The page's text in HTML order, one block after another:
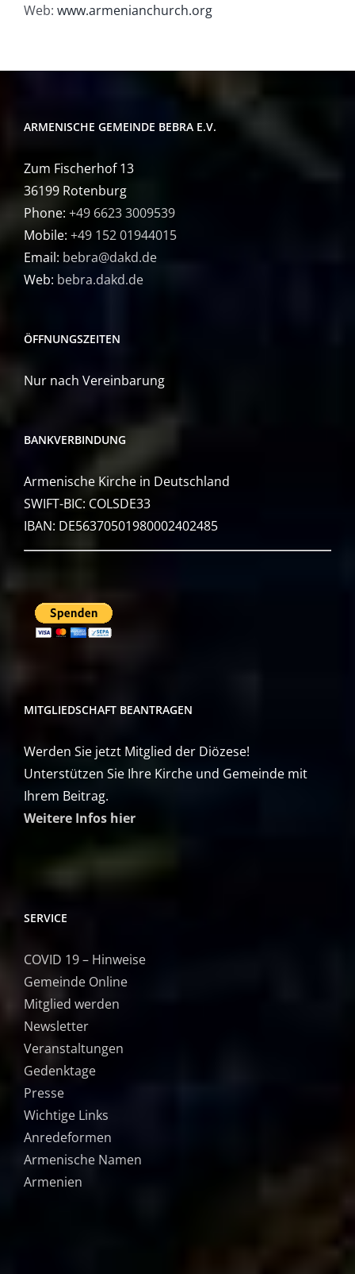
Web: www.armenianchurch.org
ARMENISCHE GEMEINDE BEBRA E.V.
Zum Fischerhof 13
36199 Rotenburg
Phone: +49 6623 3009539
Mobile: +49 152 01944015
Email: bebra@dakd.de
Web: bebra.dakd.de
ÖFFNUNGSZEITEN
Nur nach Vereinbarung
BANKVERBINDUNG
Armenische Kirche in Deutschland
SWIFT-BIC: COLSDE33
IBAN: DE56370501980002402485
MITGLIEDSCHAFT BEANTRAGEN
Werden Sie jetzt Mitglied der Diözese!
Unterstützen Sie Ihre Kirche und Gemeinde mit
Ihrem Beitrag.
Weitere Infos hier
SERVICE
COVID 19 – Hinweise
Gemeinde Online
Mitglied werden
Newsletter
Veranstaltungen
Gedenktage
Presse
Wichtige Links
Anredeformen
Armenische Namen
Armenien